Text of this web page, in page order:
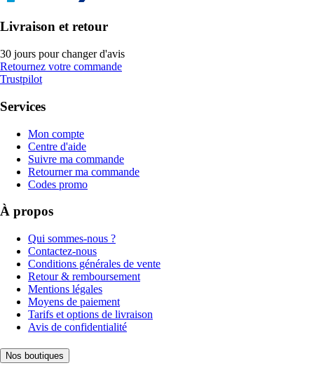
Livraison et retour
30 jours pour changer d'avis
Retournez votre commande
Trustpilot
Services
Mon compte
Centre d'aide
Suivre ma commande
Retourner ma commande
Codes promo
À propos
Qui sommes-nous ?
Contactez-nous
Conditions générales de vente
Retour & remboursement
Mentions légales
Moyens de paiement
Tarifs et options de livraison
Avis de confidentialité
Nos boutiques